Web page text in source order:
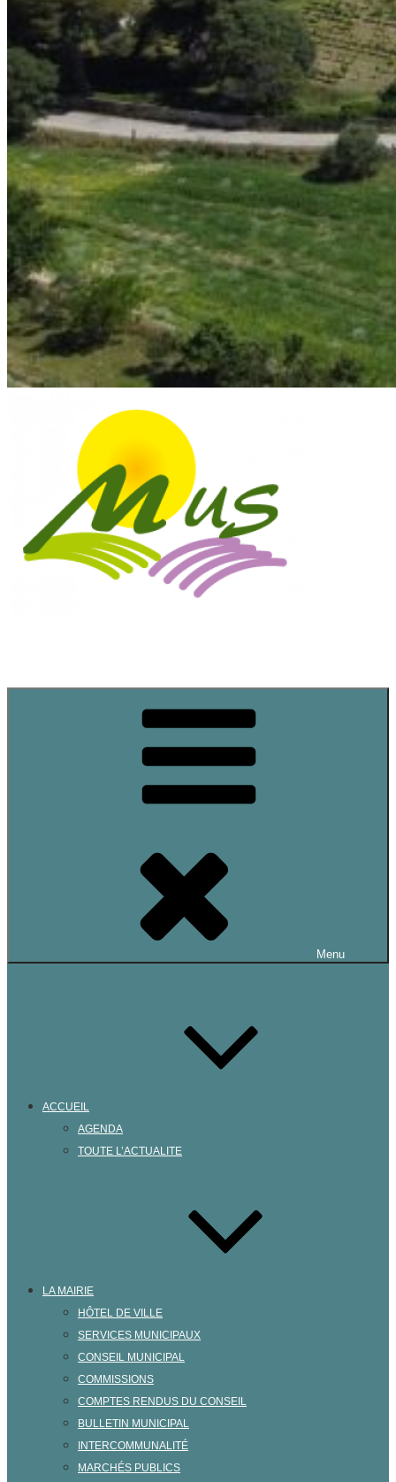
Menu
ACCUEIL
AGENDA
TOUTE L’ACTUALITE
LA MAIRIE
HÔTEL DE VILLE
SERVICES MUNICIPAUX
CONSEIL MUNICIPAL
COMMISSIONS
COMPTES RENDUS DU CONSEIL
BULLETIN MUNICIPAL
INTERCOMMUNALITÉ
MARCHÉS PUBLICS